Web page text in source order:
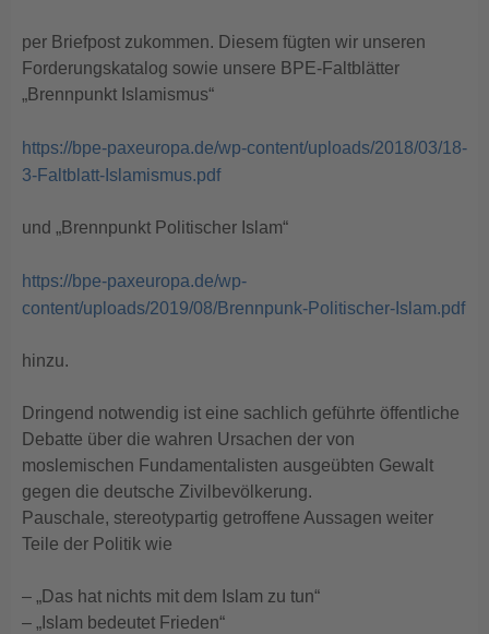
per Briefpost zukommen. Diesem fügten wir unseren
Forderungskatalog sowie unsere BPE-Faltblätter
„Brennpunkt Islamismus“
https://bpe-paxeuropa.de/wp-content/uploads/2018/03/18-
3-Faltblatt-Islamismus.pdf
und „Brennpunkt Politischer Islam“
https://bpe-paxeuropa.de/wp-
content/uploads/2019/08/Brennpunk-Politischer-Islam.pdf
hinzu.
Dringend notwendig ist eine sachlich geführte öffentliche
Debatte über die wahren Ursachen der von
moslemischen Fundamentalisten ausgeübten Gewalt
gegen die deutsche Zivilbevölkerung.
Pauschale, stereotypartig getroffene Aussagen weiter
Teile der Politik wie
– „Das hat nichts mit dem Islam zu tun“
– „Islam bedeutet Frieden“